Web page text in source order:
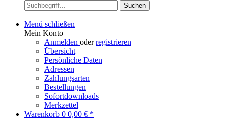
Suchen
Menü schließen
Mein Konto
Anmelden oderregistrieren
Übersicht
Persönliche Daten
Adressen
Zahlungsarten
Bestellungen
Sofortdownloads
Merkzettel
Warenkorb 0 0,00 € *